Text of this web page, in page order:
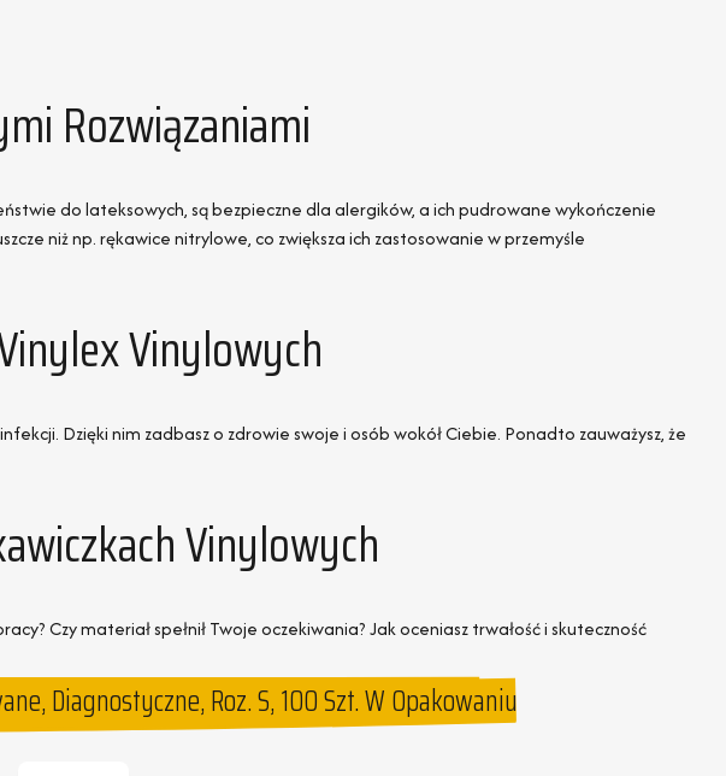
Rozwiązaniami
do lateksowych, są bezpieczne dla alergików, a ich pudrowane wykończenie
niż np. rękawice nitrylowe, co zwiększa ich zastosowanie w przemyśle
Vinylowych
Dzięki nim zadbasz o zdrowie swoje i osób wokół Ciebie. Ponadto zauważysz, że
Vinylowych
Czy materiał spełnił Twoje oczekiwania? Jak oceniasz trwałość i skuteczność
Diagnostyczne, Roz. S, 100 Szt. W Opakowaniu